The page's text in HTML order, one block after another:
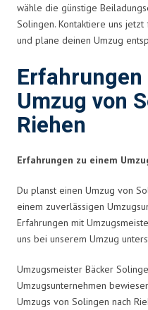
wähle die günstige
Solingen. Kontaktiere uns
und plane deinen Umzug
Umzug von
Riehen
Erfahrungen zu einem
Du planst einen Umzug von
einem zuverlässigen
Erfahrungen mit
uns bei unserem Umzug
Umzugsmeister Bäcker
Umzugsunternehmen
Umzugs von Solingen nach